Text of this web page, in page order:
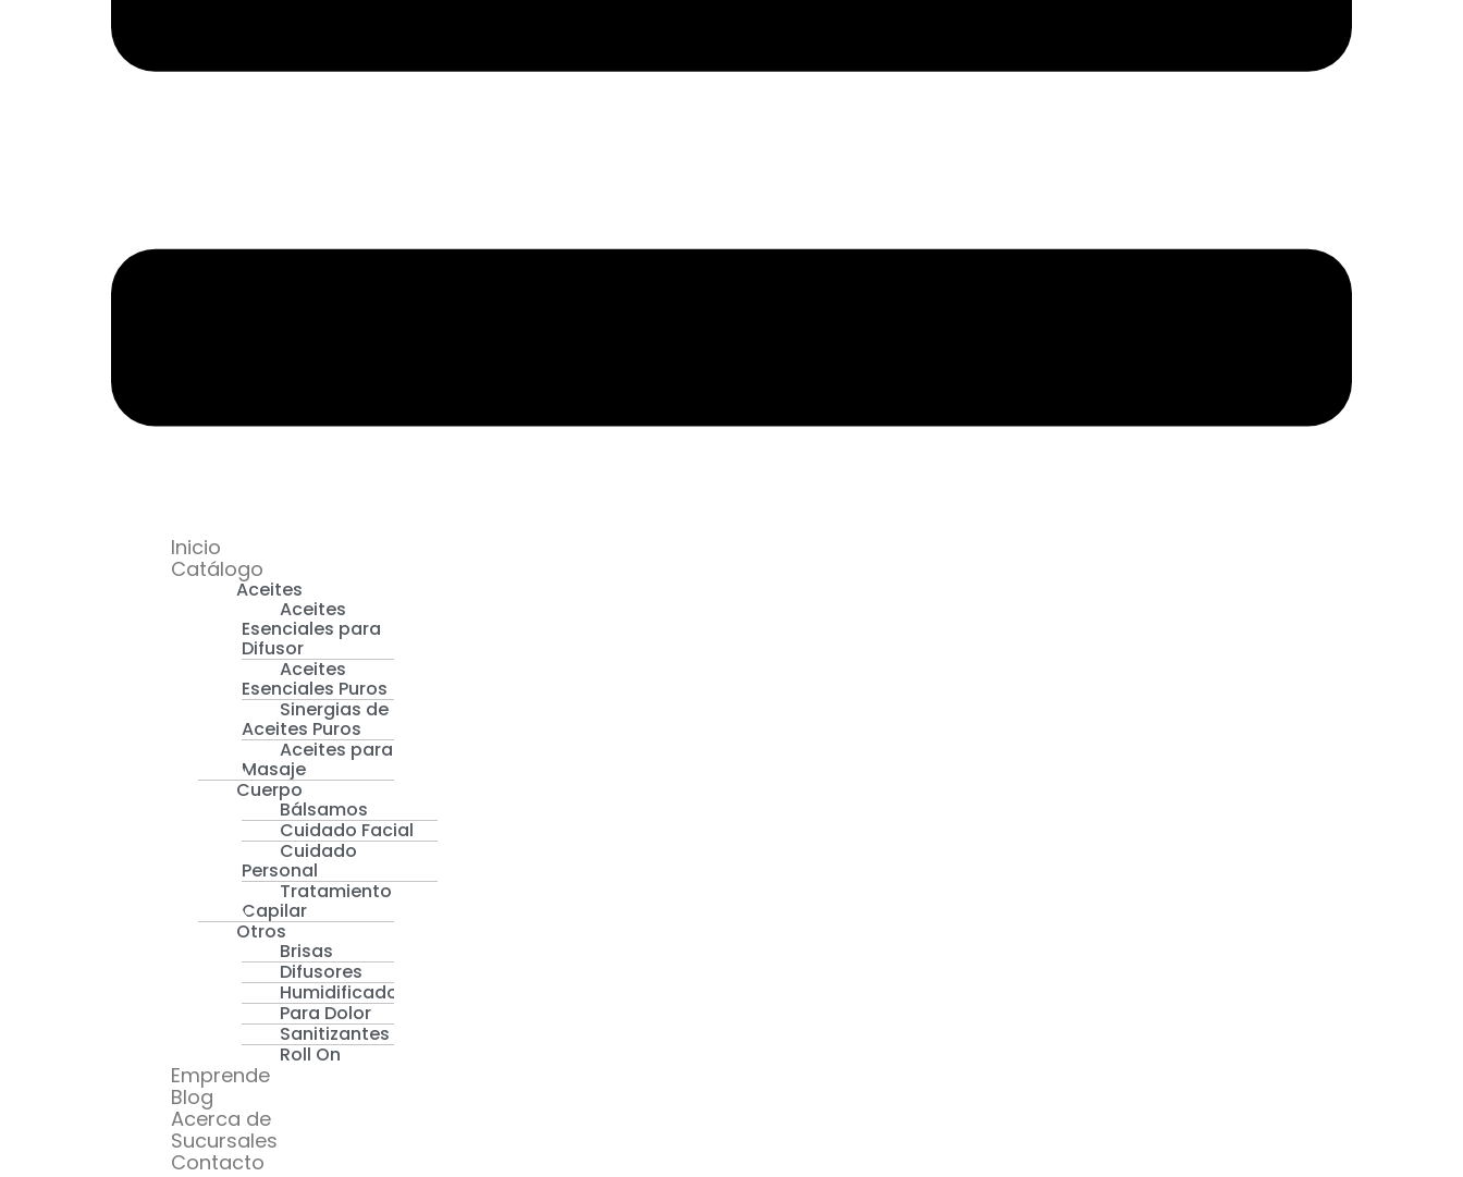
Inicio
Catálogo
Aceites
Aceites
Esenciales para
Difusor
Aceites
Esenciales Puros
Sinergias de
Aceites Puros
Aceites para
Masaje
Cuerpo
Bálsamos
Cuidado Facial
Cuidado
Personal
Tratamiento
Capilar
Otros
Brisas
Difusores
Humidificadores
Para Dolor
Sanitizantes
Roll On
Emprende
Blog
Acerca de
Sucursales
Contacto